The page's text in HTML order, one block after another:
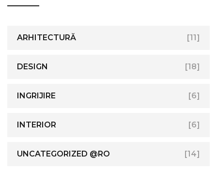
ARHITECTURĂ [11]
DESIGN [18]
INGRIJIRE [6]
INTERIOR [6]
UNCATEGORIZED @RO [14]